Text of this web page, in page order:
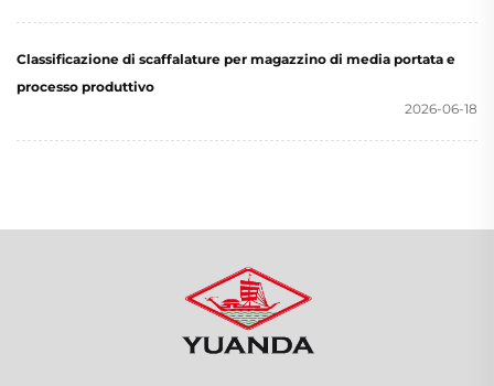
Classificazione di scaffalature per magazzino di media portata e
processo produttivo
2026-06-18